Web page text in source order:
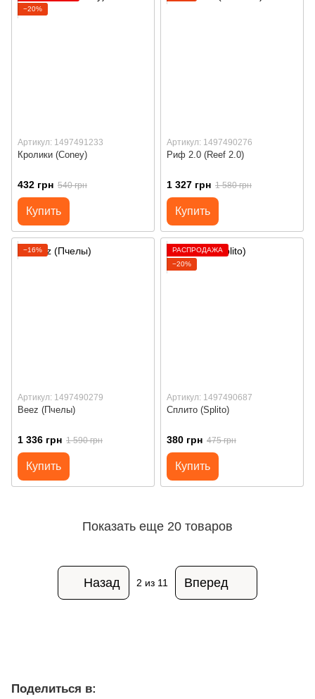
−20%
Артикул: 1497491233
Кролики (Coney)
432 грн 540 грн
Купить
Артикул: 1497490276
Риф 2.0 (Reef 2.0)
1 327 грн 1 580 грн
Купить
−16%
Артикул: 1497490279
Beez (Пчелы)
1 336 грн 1 590 грн
Купить
РАСПРОДАЖА
−20%
Артикул: 1497490687
Сплито (Splito)
380 грн 475 грн
Купить
Показать еще 20 товаров
Назад 2 из 11 Вперед
Поделиться в: